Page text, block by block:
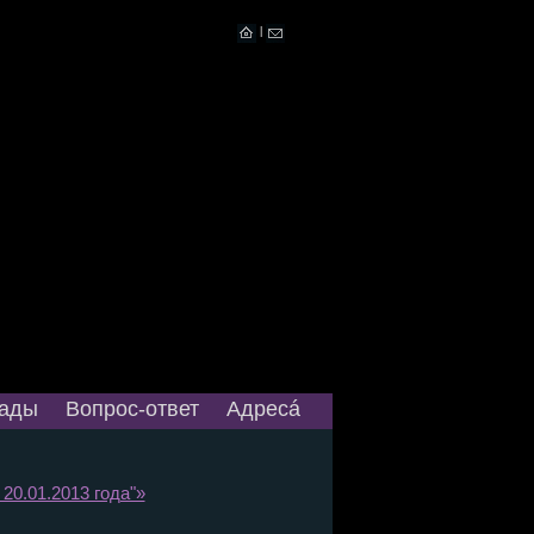
Вопрос-ответ Адресá
года"»